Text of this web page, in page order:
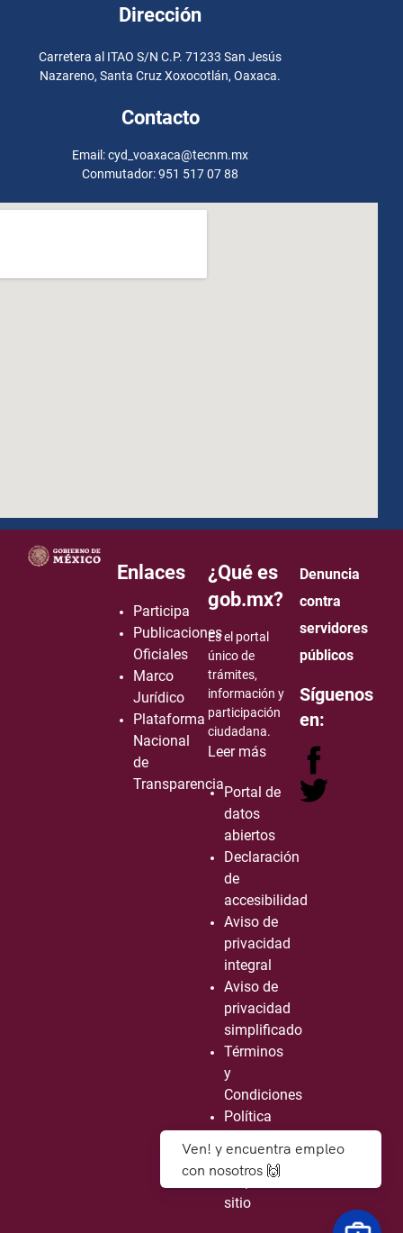
Dirección
Carretera al ITAO S/N C.P. 71233 San Jesús
Nazareno, Santa Cruz Xoxocotlán, Oaxaca.
Contacto
Email: cyd_voaxaca@tecnm.mx
Conmutador: 951 517 07 88
how to embed google map in website
Enlaces
Participa
Publicaciones
Oficiales
Marco
Jurídico
Plataforma
Nacional
de
Transparencia
¿Qué es
gob.mx?
Es el portal
único de
trámites,
información y
participación
ciudadana.
Leer más
Portal de
datos
abiertos
Declaración
de
accesibilidad
Aviso de
privacidad
integral
Aviso de
privacidad
simplificado
Términos
y
Condiciones
Política
seguridad
Mapa de
sitio
Denuncia
contra
servidores
públicos
Síguenos
en:
Ven! y encuentra empleo
con nosotros 🙌